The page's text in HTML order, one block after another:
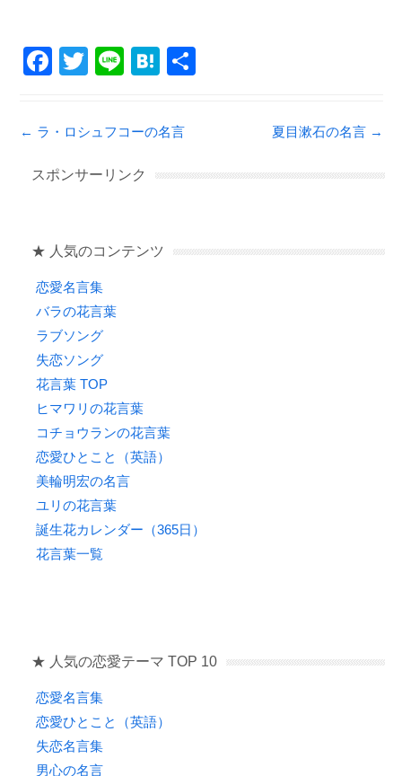
F
e
b
k
T
er
Li
H
e
n
Post navigation
← ラ・ロシュフコーの名言 夏目漱石の名言 →
スポンサーリンク
★ 人気のコンテンツ
恋愛名言集
バラの花言葉
ラブソング
失恋ソング
花言葉 TOP
ヒマワリの花言葉
コチョウランの花言葉
恋愛ひとこと（英語）
美輪明宏の名言
ユリの花言葉
誕生花カレンダー（365日）
花言葉一覧
★ 人気の恋愛テーマ TOP 10
恋愛名言集
恋愛ひとこと（英語）
失恋名言集
男心の名言